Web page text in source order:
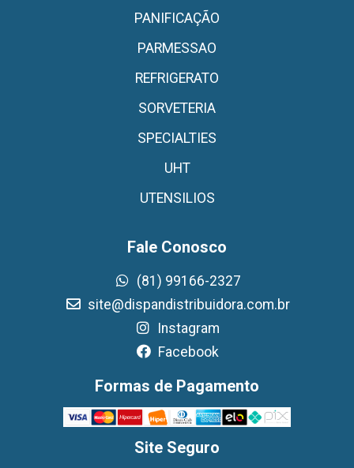
PANIFICAÇÃO
PARMESSAO
REFRIGERATO
SORVETERIA
SPECIALTIES
UHT
UTENSILIOS
Fale Conosco
(81) 99166-2327
site@dispandistribuidora.com.br
Instagram
Facebook
Formas de Pagamento
Site Seguro